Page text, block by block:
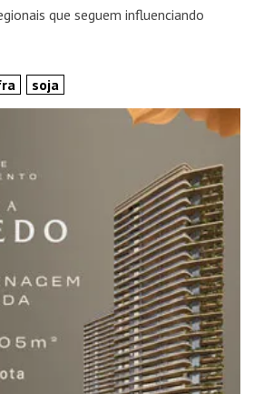
que seguem influenciando
soja